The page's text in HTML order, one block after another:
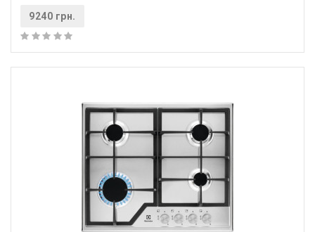
9240 грн.